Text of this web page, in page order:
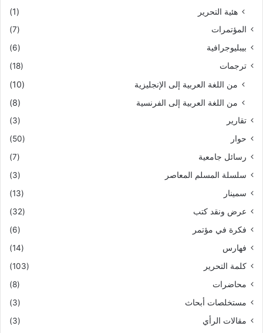
هئية التحرير
(1)
المؤتمرات
(7)
بيبليوجرافية
(6)
ترجمات
(18)
من اللغة العربية إلى الإنجليزية
(10)
من اللغة العربية إلى الفرنسية
(8)
تقارير
(3)
حوار
(50)
رسائل جامعية
(7)
سلسلة المسلم المعاصر
(3)
سمينار
(13)
عرض ونقد كتب
(32)
فكرة في مؤتمر
(6)
فهارس
(14)
كلمة التحرير
(103)
محاضرات
(8)
مستخلصات أبحاث
(3)
مقالات الرأي
(3)